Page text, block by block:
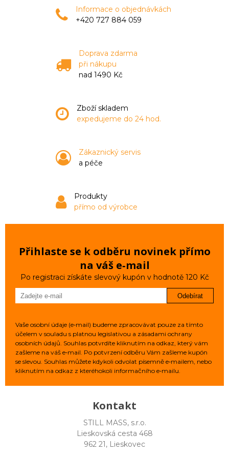
Informace o objednávkách
+420 727 884 059
Doprava zdarma
při nákupu
nad 1490 Kč
Zboží skladem
expedujeme do 24 hod.
Zákaznický servis
a péče
Produkty
přímo od výrobce
Přihlaste se k odběru novinek přímo
na váš e‑mail
Po registraci získáte slevový kupón v hodnotě 120 Kč
Odebírat
Vaše osobní údaje (e‑mail) budeme zpracovávat pouze za tímto
účelem v souladu s platnou legislativou a zásadami ochrany
osobních údajů. Souhlas potvrdíte kliknutím na odkaz, který vám
zašleme na váš e‑mail. Po potvrzení odběru Vám zašleme kupón
se slevou. Souhlas můžete kdykoli odvolat písemně e‑mailem, nebo
kliknutím na odkaz z kteréhokoli informačního e‑mailu.
Kontakt
STILL MASS, s.r.o.
Lieskovská cesta 468
962 21, Lieskovec